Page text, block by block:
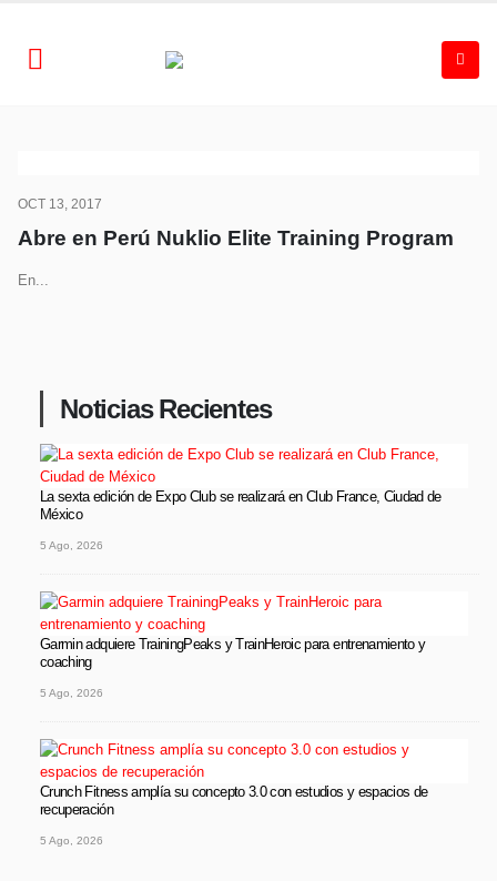
OCT 13, 2017
Abre en Perú Nuklio Elite Training Program
En...
Noticias Recientes
La sexta edición de Expo Club se realizará en Club France, Ciudad de
México
5 Ago, 2026
Garmin adquiere TrainingPeaks y TrainHeroic para entrenamiento y
coaching
5 Ago, 2026
Crunch Fitness amplía su concepto 3.0 con estudios y espacios de
recuperación
5 Ago, 2026